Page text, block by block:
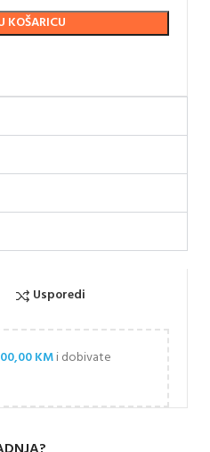
KOŠARICU
Usporedi
KMi dobivate